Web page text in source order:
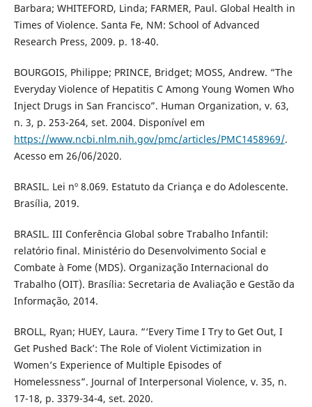
Barbara; WHITEFORD, Linda; FARMER, Paul. Global Health in
Times of Violence. Santa Fe, NM: School of Advanced
Research Press, 2009. p. 18-40.
BOURGOIS, Philippe; PRINCE, Bridget; MOSS, Andrew. “The
Everyday Violence of Hepatitis C Among Young Women Who
Inject Drugs in San Francisco”. Human Organization, v. 63,
n. 3, p. 253-264, set. 2004. Disponível em
https://www.ncbi.nlm.nih.gov/pmc/articles/PMC1458969/.
Acesso em 26/06/2020.
BRASIL. Lei nº 8.069. Estatuto da Criança e do Adolescente.
Brasília, 2019.
BRASIL. III Conferência Global sobre Trabalho Infantil:
relatório final. Ministério do Desenvolvimento Social e
Combate à Fome (MDS). Organização Internacional do
Trabalho (OIT). Brasília: Secretaria de Avaliação e Gestão da
Informação, 2014.
BROLL, Ryan; HUEY, Laura. “‘Every Time I Try to Get Out, I
Get Pushed Back’: The Role of Violent Victimization in
Women’s Experience of Multiple Episodes of
Homelessness”. Journal of Interpersonal Violence, v. 35, n.
17-18, p. 3379-34-4, set. 2020.